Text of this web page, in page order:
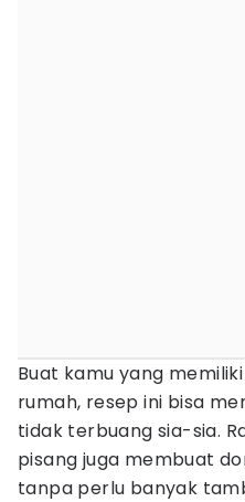
Buat kamu yang
rumah, resep ini bisa
tidak terbuang sia-sia.
pisang juga membuat
tanpa perlu banyak